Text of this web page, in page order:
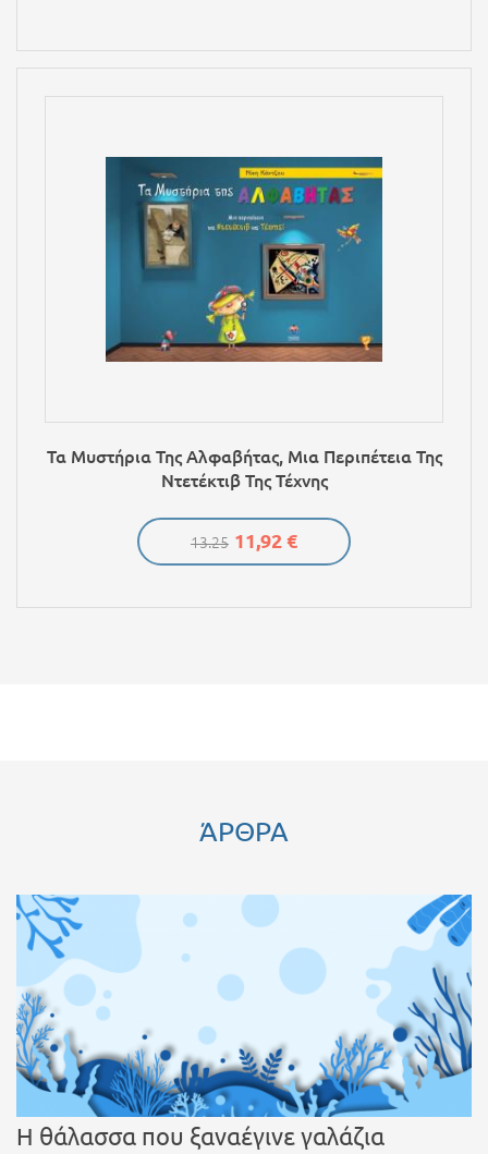
Τα Μυστήρια Της Αλφαβήτας, Μια Περιπέτεια Της
Ντετέκτιβ Της Τέχνης
13.25 11,92 €
ΆΡΘΡΑ
Η θάλασσα που ξαναέγινε γαλάζια